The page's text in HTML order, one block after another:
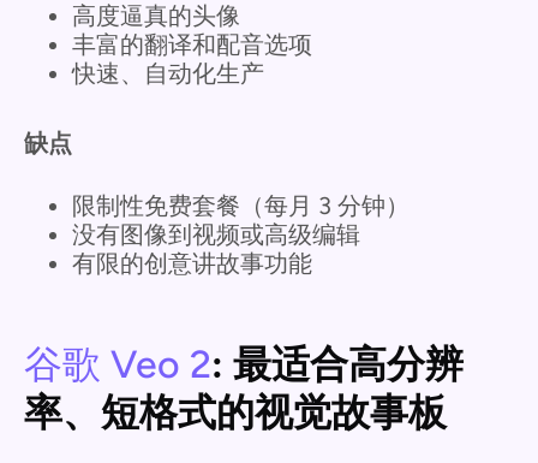
高度逼真的头像
丰富的翻译和配音选项
快速、自动化生产
缺点
限制性免费套餐（每月 3 分钟）
没有图像到视频或高级编辑
有限的创意讲故事功能
谷歌 Veo 2: 最适合高分辨
率、短格式的视觉故事板